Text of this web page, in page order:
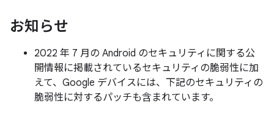
お知らせ
2022 年 7 月の Android のセキュリティに関する公
開情報に掲載されているセキュリティの脆弱性に加
えて、Google デバイスには、下記のセキュリティの
脆弱性に対するパッチも含まれています。